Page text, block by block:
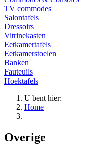
TV commodes
Salontafels
Dressoirs
Vitrinekasten
Eetkamertafels
Eetkamerstoelen
Banken
Fauteuils
Hoektafels
U bent hier:
Home
Overige